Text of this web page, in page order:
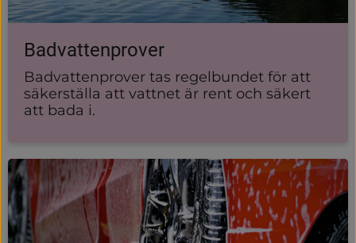
Badvattenprover
Badvattenprover tas regelbundet för att
säkerställa att vattnet är rent och säkert
att bada i.